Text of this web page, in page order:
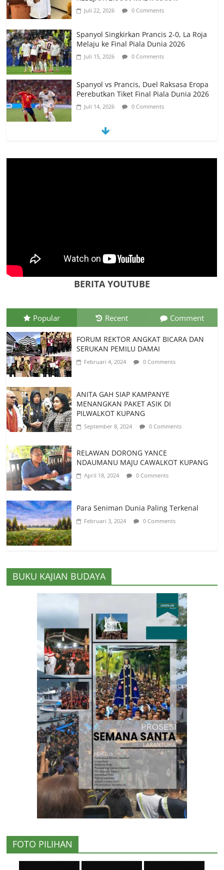
Spanyol vs Prancis, Duel Raksasa Eropa
Perebutkan Tiket Final Piala Dunia 2026
Juli 14, 2026 0 Comments
Memanfaatkan Artificial Intelligence
untuk Mendukung Perkuliahan di Era
Digital
Besar Liga 4 Nasional
BERITA YOUTUBE
Popular Recent Comment
FORUM REKTOR ANGKAT BICARA DAN
SERUKAN PEMILU DAMAI
Februari 4, 2024 0 Comments
ANITA GAH SIAP KAMPANYE
MENANGKAN PAKET ASIK DI
PILWALKOT KUPANG
September 8, 2024 0 Comments
RELAWAN DORONG YANCE
NDAUMANU MAJU CAWALKOT KUPANG
April 18, 2024 0 Comments
Para Seniman Dunia Paling Terkenal
Februari 3, 2024 0 Comments
BUKU KAJIAN BUDAYA
FOTO PILIHAN